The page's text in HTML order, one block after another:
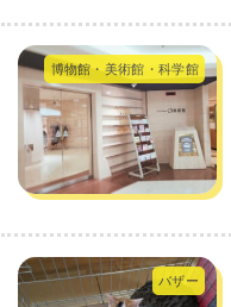
博物館・美術館・科学館
バザー